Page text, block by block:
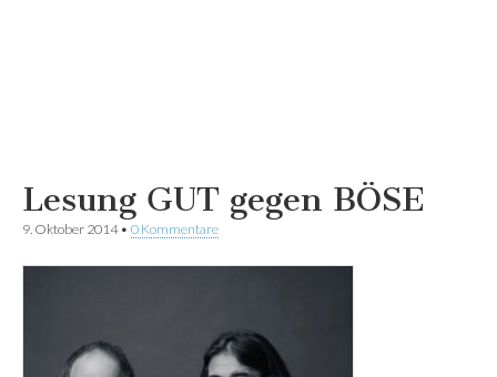
Lesung GUT gegen BÖSE
9. Oktober 2014• 0 Kommentare